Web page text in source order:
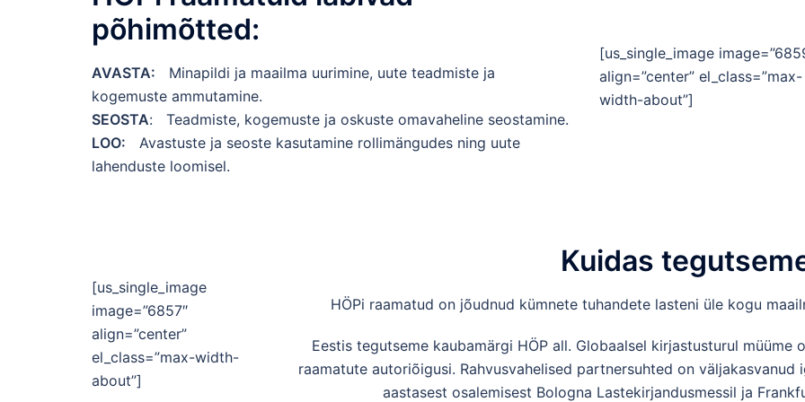
põhimõtted:
AVASTA:
Minapildi ja maailma uurimine, uute teadmiste ja
kogemuste ammutamine.
SEOSTA: Teadmiste, kogemuste ja oskuste omavaheline seostamine.
LOO: Avastuste ja seoste kasutamine rollimängudes ning uute
lahenduste loomisel.
[us_single_image
align=”center” el_class=”max-
width-about”]
[us_single_image
image=”6857″
align=”center”
el_class=”max-width-
about”]
Kuidas
HÖPi raamatud on jõudnud kümnete tuhandete lasteni üle kogu
Eestis tegutseme kaubamärgi HÖP all. Globaalsel kirjastusturul müüme
raamatute autoriõigusi. Rahvusvahelised partnersuhted on väljakasvanud
aastasest osalemisest Bologna Lastekirjandusmessil ja